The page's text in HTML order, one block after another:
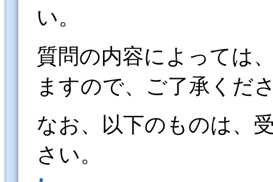
い。
質問の内容によっては
ますので、ご了承くだ
なお、以下のものは、
さい。